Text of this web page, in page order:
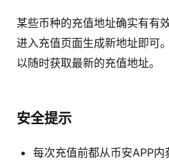
某些币种的充值地址确实有有
进入充值页面生成新地址即可
以随时获取最新的充值地址。
安全提示
每次充值前都从币安APP